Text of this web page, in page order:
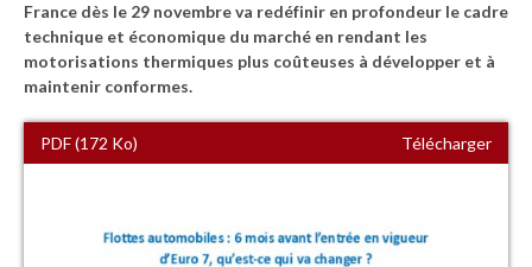
France dès le 29 novembre va redéfinir en profondeur le cadre
technique et économique du marché en rendant les
motorisations thermiques plus coûteuses à développer et à
maintenir conformes.
PDF (172 Ko) Télécharger